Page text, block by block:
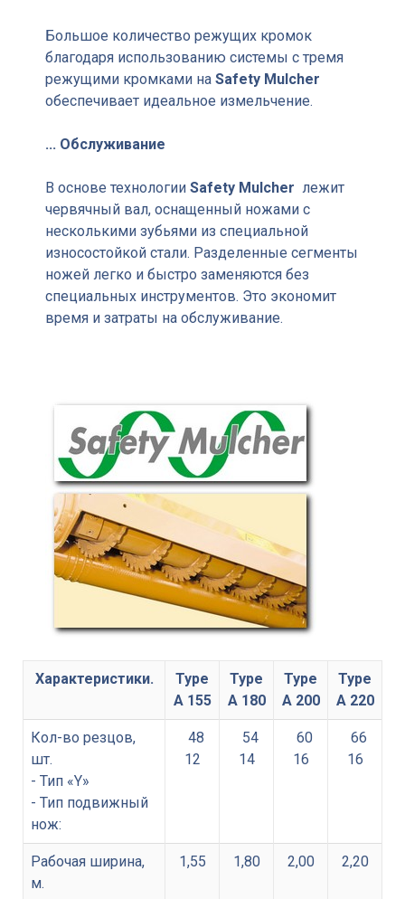
Большое количество режущих кромок
благодаря использованию системы с тремя
режущими кромками на Safety Mulcher
обеспечивает идеальное измельчение.
... Обслуживание
В основе технологии Safety Mulcher лежит
червячный вал, оснащенный ножами с
несколькими зубьями из специальной
износостойкой стали. Разделенные сегменты
ножей легко и быстро заменяются без
специальных инструментов. Это экономит
время и затраты на обслуживание.
Характеристики.
Type
A 155
Type
A 180
Type
A 200
Type
A 220
Кол-во резцов,
шт.
- Тип «Y»
- Тип подвижный
нож:
48
12
54
14
60
16
66
16
Рабочая ширина,
м.
1,55 1,80 2,00 2,20